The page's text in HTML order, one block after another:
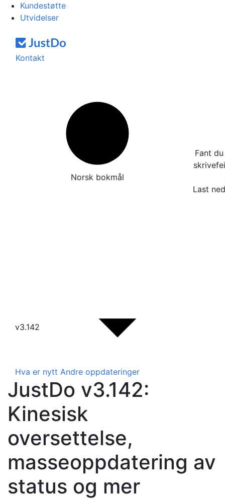
Kundestøtte
Utvidelser
Kontakt
Norsk bokmål
Fant
Last
v3.142
Hva er nytt Andre oppdateringer
JustDo v3.142:
Kinesisk
oversettelse,
masseoppdatering av
status og mer